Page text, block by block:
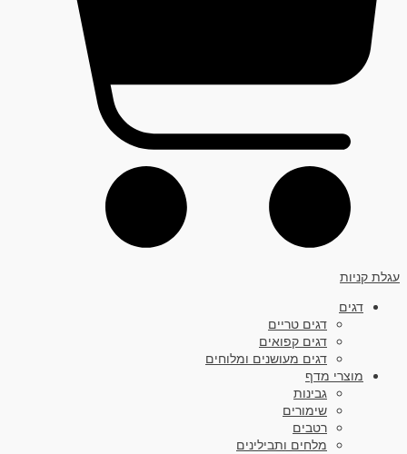
עגלת קניות
דגים
דגים טריים
דגים קפואים
דגים מעושנים ומלוחים
מוצרי מדף
גבינות
שימורים
רטבים
מלחים ותבילינים